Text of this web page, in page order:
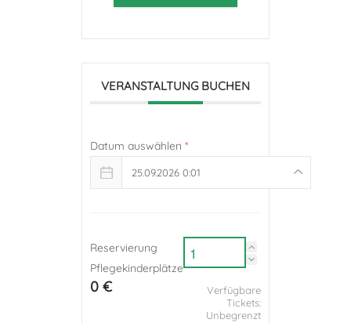
VERANSTALTUNG BUCHEN
Datum auswählen *
25.09.2026 0:01
Reservierung
Pflegekinderplätze
0 €
Verfügbare
Tickets:
Unbegrenzt